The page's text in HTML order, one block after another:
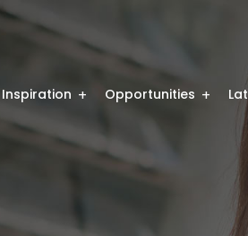
Inspiration Opportunities